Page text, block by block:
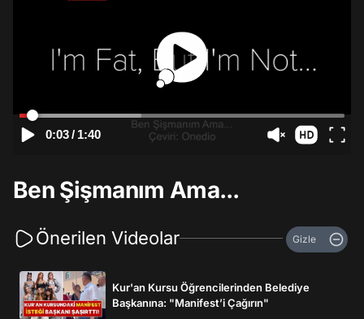
0:03/ 1:40
Ben Şişmanım Ama...
Önerilen Videolar Gizle
Kur'an Kursu Öğrencilerinden Belediye
Başkanına: "Manifest’i Çağırın"